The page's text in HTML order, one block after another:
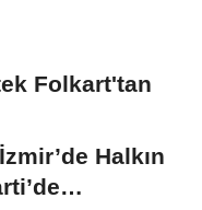
Folkart'tan
Halkın